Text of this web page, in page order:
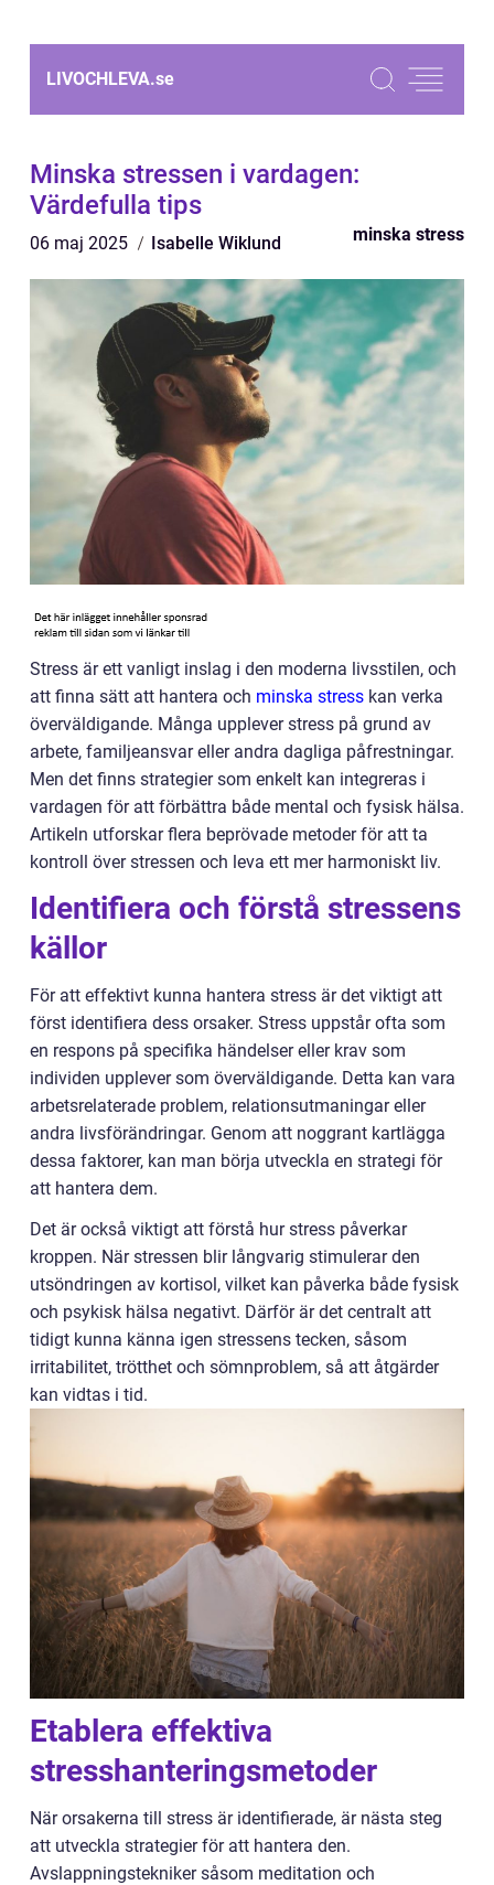
LIVOCHLEVA.se
Minska stressen i vardagen:
Värdefulla tips
06 maj 2025 Isabelle Wiklund minska stress
Stress är ett vanligt inslag i den moderna livsstilen, och
att finna sätt att hantera och minska stress kan verka
överväldigande. Många upplever stress på grund av
arbete, familjeansvar eller andra dagliga påfrestningar.
Men det finns strategier som enkelt kan integreras i
vardagen för att förbättra både mental och fysisk hälsa.
Artikeln utforskar flera beprövade metoder för att ta
kontroll över stressen och leva ett mer harmoniskt liv.
Identifiera och förstå stressens
källor
För att effektivt kunna hantera stress är det viktigt att
först identifiera dess orsaker. Stress uppstår ofta som
en respons på specifika händelser eller krav som
individen upplever som överväldigande. Detta kan vara
arbetsrelaterade problem, relationsutmaningar eller
andra livsförändringar. Genom att noggrant kartlägga
dessa faktorer, kan man börja utveckla en strategi för
att hantera dem.
Det är också viktigt att förstå hur stress påverkar
kroppen. När stressen blir långvarig stimulerar den
utsöndringen av kortisol, vilket kan påverka både fysisk
och psykisk hälsa negativt. Därför är det centralt att
tidigt kunna känna igen stressens tecken, såsom
irritabilitet, trötthet och sömnproblem, så att åtgärder
kan vidtas i tid.
Etablera effektiva
stresshanteringsmetoder
När orsakerna till stress är identifierade, är nästa steg
att utveckla strategier för att hantera den.
Avslappningstekniker såsom meditation och